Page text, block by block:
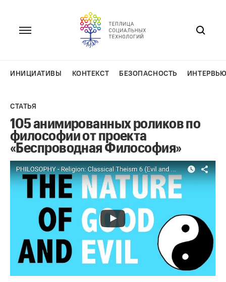
ИНИЦИАТИВЫ КОНТЕКСТ БЕЗОПАСНОСТЬ
СТАТЬЯ
105 анимированных роликов по
философии от проекта
«Беспроводная Философия»